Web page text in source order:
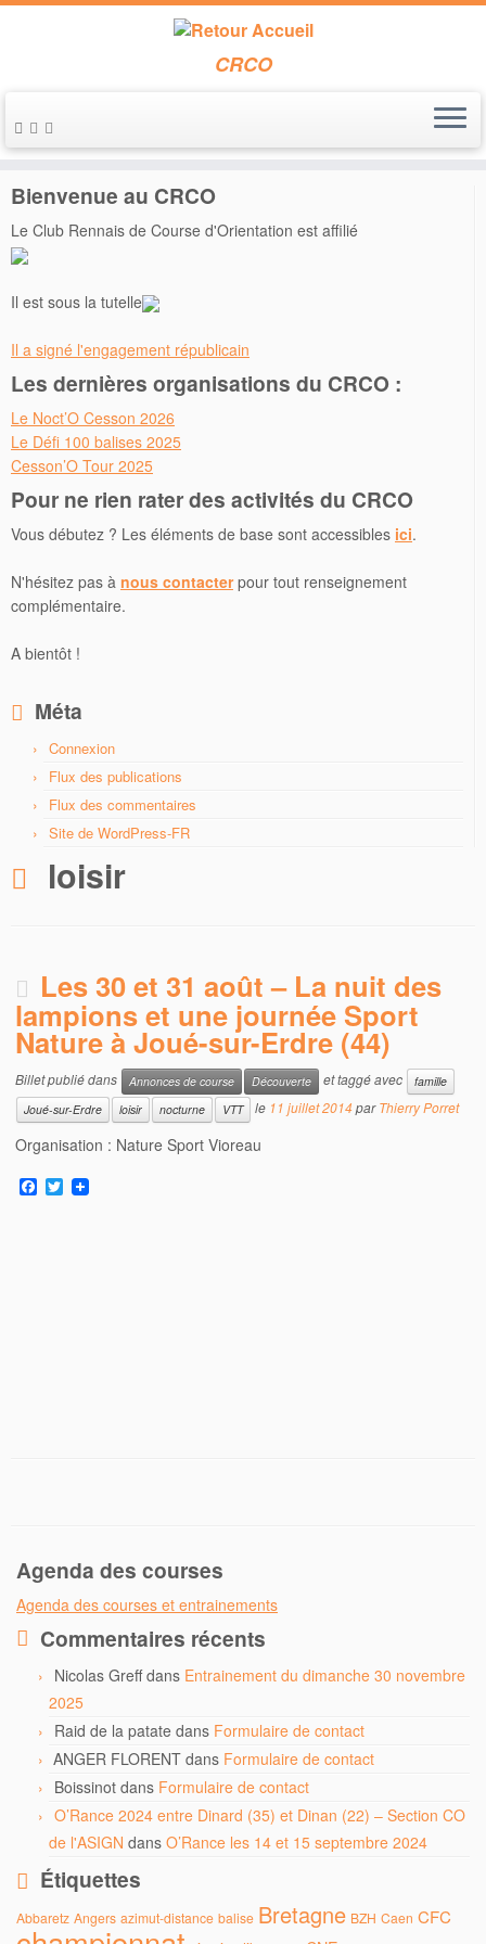
Passer
au
CRCO
Accueil » loisir
Bienvenue au CRCO
Le Club Rennais de Course d'Orientation est affilié
Il est sous la tutelle
Il a signé l'engagement républicain
Les dernières organisations du CRCO :
Le Noct’O Cesson 2026
Le Défi 100 balises 2025
Cesson’O Tour 2025
Pour ne rien rater des activités du CRCO
Vous débutez ? Les éléments de base sont accessibles ici.
N'hésitez pas à nous contacterpour tout renseignement
complémentaire.
A bientôt !
Méta
Connexion
Flux des publications
Flux des commentaires
Site de WordPress-FR
loisir
Les 30 et 31 août – La nuit des
lampions et une journée Sport
Nature à Joué-sur-Erdre (44)
Billet publié dans Annonces de course Découverte et taggé avec
famille
Joué-sur-Erdre
loisir nocturne VTT le 11 juillet 2014parThierry Porret
Organisation : Nature Sport Vioreau
F
a
T
w
Agenda des courses
Agenda des courses et entrainements
Commentaires récents
Nicolas Greffdans Entrainement du dimanche 30 novembre
2025
Raid de la patate dans Formulaire de contact
ANGER FLORENT dans Formulaire de contact
Boissinot dans Formulaire de contact
O’Rance 2024 entre Dinard (35) et Dinan (22) – Section CO
de l'ASIGN dans O’Rance les 14 et 15 septembre 2024
Étiquettes
Abbaretz Angers azimut-distance balise Bretagne BZH Caen CFC